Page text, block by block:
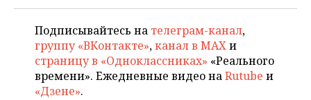
Подписывайтесь на телеграм-канал,
группу «ВКонтакте»,канал в MAXи
страницу в «Одноклассниках» «Реального
времени». Ежедневные видео наRutube и
«Дзене».